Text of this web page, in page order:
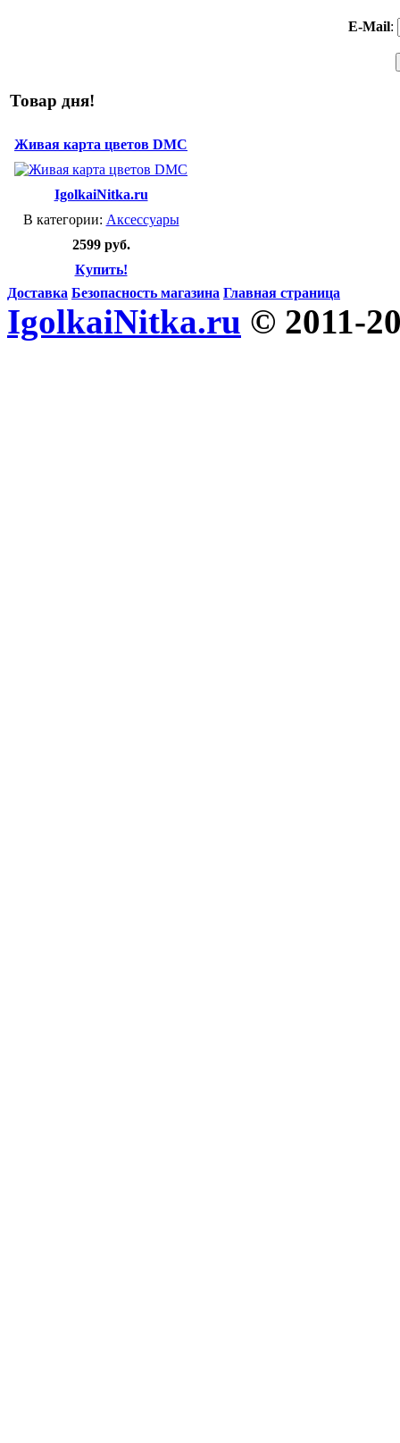
E-Mail:
Товар дня!
Живая карта цветов DMC
IgolkaiNitka.ru
В категории: Аксессуары
2599 руб.
Купить!
Доставка Безопасность магазина Главная страница
IgolkaiNitka.ru © 2011-